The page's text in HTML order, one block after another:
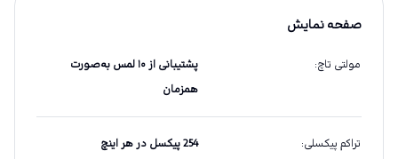
صفحه نمایش
مولتی تاچ:
پشتیبانی از ۱۰ لمس به‌صورت
همزمان
تراکم پیکسلی: 254 پیکسل در هر اینچ